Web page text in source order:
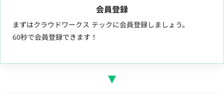
会員登録
まずはクラウドワークス テックに会員登録しましょう。
60秒で会員登録できます！